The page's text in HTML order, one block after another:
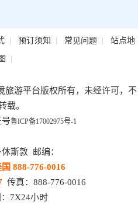
| 预订须知 | 常见问题| 站点地
|
旅游平台版权所有，未经许可，不
载。
鲁ICP备17002975号-1
斯敦 邮编：
888-776-0016
传真：888-776-0016
7X24小时